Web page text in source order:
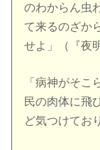
のわからん虫
て来るのざか
せよ」（『夜
「病神がそこ
民の肉体に飛
ど気つけてお